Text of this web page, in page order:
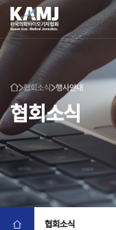
협회소식 행사안내
협회소식
협회소식